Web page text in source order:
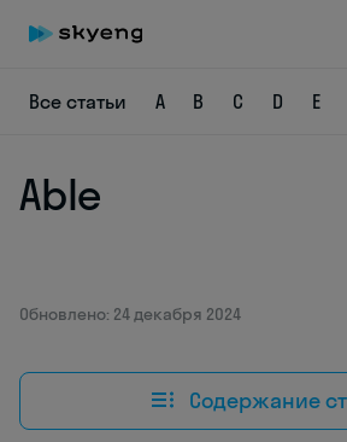
Все статьи A B C D E
Able
Обновлено: 24 декабря 2024
Содержание